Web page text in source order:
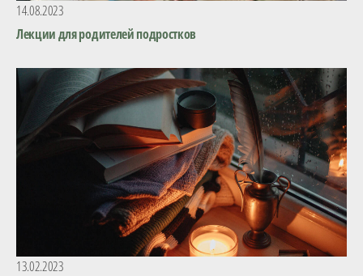
14.08.2023
Лекции для родителей подростков
13.02.2023